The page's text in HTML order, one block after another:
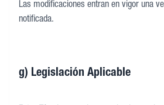
Las modificaciones entran en vigor una
notificada.
g) Legislación Aplicable